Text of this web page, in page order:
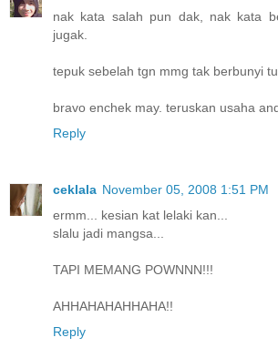
nak kata salah pun dak, nak kata
jugak.
tepuk sebelah tgn mmg tak berbunyi
bravo enchek may. teruskan usaha
Reply
ceklala November 05, 2008 1:51 PM
ermm... kesian kat lelaki kan...
slalu jadi mangsa...
TAPI MEMANG POWNNN!!!
AHHAHAHAHHAHA!!
Reply